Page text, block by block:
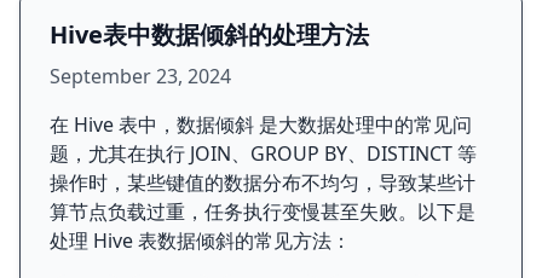
Hive表中数据倾斜的处理方法
September 23, 2024
在 Hive 表中，数据倾斜 是大数据处理中的常见问
题，尤其在执行 JOIN、GROUP BY、DISTINCT 等
操作时，某些键值的数据分布不均匀，导致某些计
算节点负载过重，任务执行变慢甚至失败。以下是
处理 Hive 表数据倾斜的常见方法：